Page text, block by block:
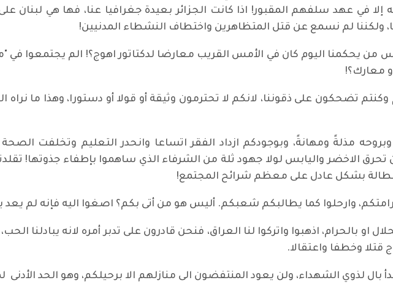
في عهد سلفهم المقبور! اذا كانت الجزائر بعيدة جغرافيا عنا، فها هي لبنان
ولكننا لم نسمع عن قتل المتظاهرين واختطاف النشطاء المدنيين!
من يحكمنا اليوم كان في الأمس القريب معارضا لدكتاتور اهوج؟! الم يجتمعوا
معارك؟!
تضحكون على ذقوننا، لانكم لا تحترمون وثيقة أو قولا أو دستورا، وهذا ما نراه
مذلةً ومهانةً، وبوجودكم ازداد الفقر اتساعا وانحدر التعليم وتخلفت الصحة
الاخضر واليابس لولا جهود ثلة من الشرفاء الذي ساهموا بإطفاء جذوتها!
بشكل عادل على معظم شرائح المجتمع!
وارحلوا كما يطالبكم شعبكم. أليس هو من أتى بكم؟ اصغوا اليه فإنه لم
او بالحرام، اذهبوا واتركوا لنا العراق، فنحن قادرون على تدبر أمره لانه يبادلنا
قتلا وخطفا واعتقالا.
بال لذوي الشهداء، ولن يعود المنتفضون الى منازلهم الا برحيلكم، وهو الحد الأدنى